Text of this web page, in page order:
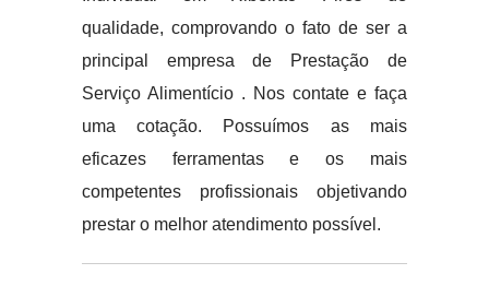
qualidade, comprovando o fato de ser a
principal empresa de Prestação de
Serviço Alimentício . Nos contate e faça
uma cotação. Possuímos as mais
eficazes ferramentas e os mais
competentes profissionais objetivando
prestar o melhor atendimento possível.